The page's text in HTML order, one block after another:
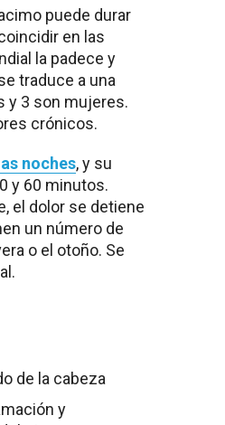
puede durar
en las
la padece y
traduce a una
y 3 son mujeres.
crónicos.
noches, y su
y 60 minutos.
el dolor se detiene
un número de
o el otoño. Se
de la cabeza
y